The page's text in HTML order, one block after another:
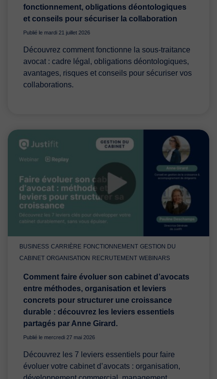
fonctionnement, obligations déontologiques
et conseils pour sécuriser la collaboration
Publié le mardi 21 juillet 2026
Découvrez comment fonctionne la sous-traitance
avocat : cadre légal, obligations déontologiques,
avantages, risques et conseils pour sécuriser vos
collaborations.
BUSINESS CARRIÈRE FONCTIONNEMENT GESTION DU
CABINET ORGANISATION RECRUTEMENT WEBINARS
Comment faire évoluer son cabinet d’avocats
entre méthodes, organisation et leviers
concrets pour structurer une croissance
durable : découvrez les leviers essentiels
partagés par Anne Girard.
Publié le mercredi 27 mai 2026
Découvrez les 7 leviers essentiels pour faire
évoluer votre cabinet d’avocats : organisation,